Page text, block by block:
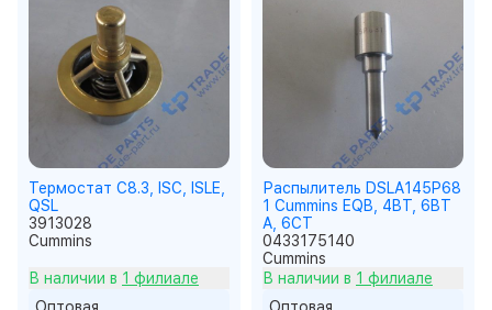
Термостат C8.3, ISC, ISLE,
QSL
3913028
Cummins
В наличии в 1 филиале
Распылитель DSLA145P68
1 Cummins EQB, 4BT, 6BT
A, 6CT
0433175140
Cummins
В наличии в 1 филиале